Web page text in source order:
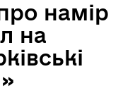
намір
на